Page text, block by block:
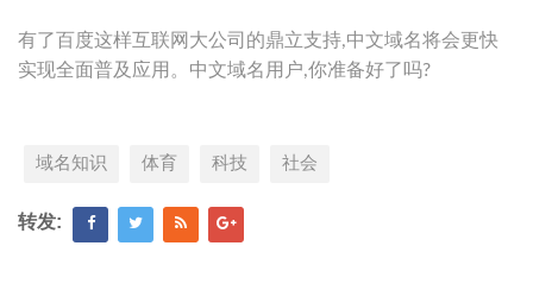
有了百度这样互联网大公司的鼎立支持,中文域名将会更快
实现全面普及应用。中文域名用户,你准备好了吗?
域名知识 体育 科技 社会
转发: